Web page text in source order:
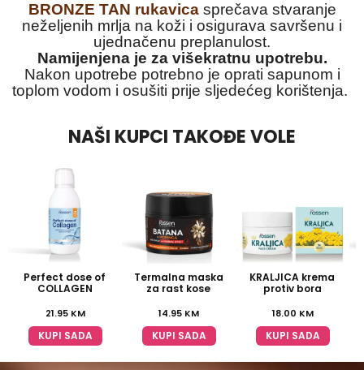
BRONZE TAN rukavicasprečava stvaranje
neželjenih mrlja na koži i osigurava savršenu i
ujednačenu preplanulost.
Namijenjena je za višekratnu upotrebu.
Nakon upotrebe potrebno je oprati sapunom i
toplom vodom i osušiti prije sljedećeg korištenja.
NAŠI KUPCI TAKOĐE VOLE
Perfect dose of
COLLAGEN
21.95 KM
KUPI SADA
Termalna maska
za rast kose
14.95 KM
KUPI SADA
KRALJICA krema
protiv bora
18.00 KM
KUPI SADA